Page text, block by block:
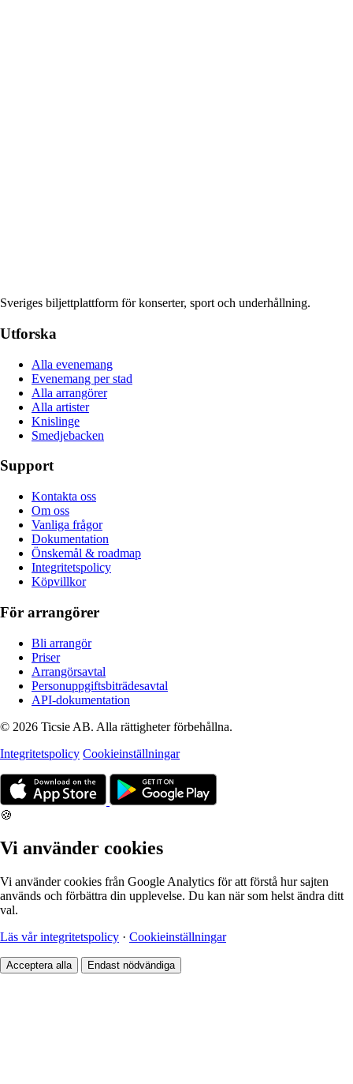
Sveriges biljettplattform för konserter, sport och underhållning.
Utforska
Alla evenemang
Evenemang per stad
Alla arrangörer
Alla artister
Knislinge
Smedjebacken
Support
Kontakta oss
Om oss
Vanliga frågor
Dokumentation
Önskemål & roadmap
Integritetspolicy
Köpvillkor
För arrangörer
Bli arrangör
Priser
Arrangörsavtal
Personuppgiftsbiträdesavtal
API-dokumentation
© 2026 Ticsie AB. Alla rättigheter förbehållna.
Integritetspolicy Cookieinställningar
🍪
Vi använder cookies
Vi använder cookies från Google Analytics för att förstå hur sajten
används och förbättra din upplevelse. Du kan när som helst ändra ditt
val.
Läs vår integritetspolicy · Cookieinställningar
Acceptera alla Endast nödvändiga